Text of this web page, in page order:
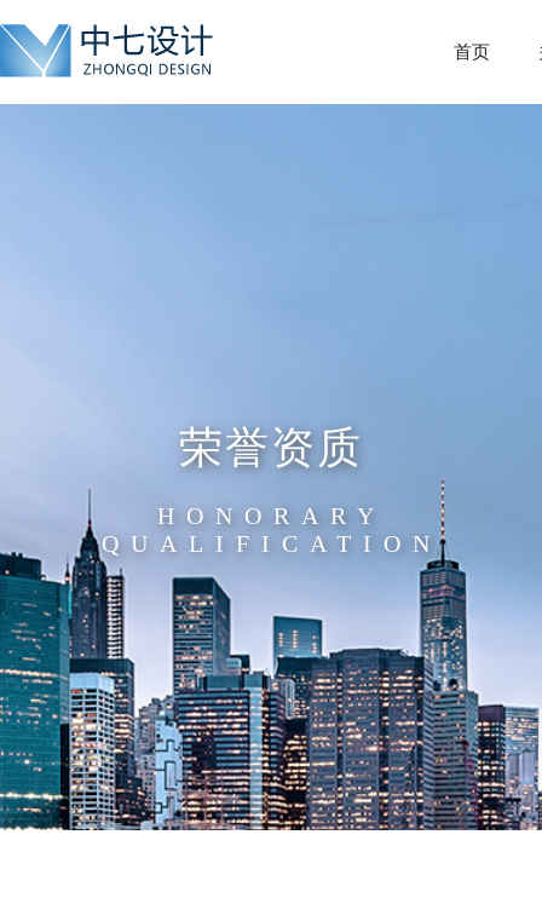
首页
荣誉资质
HONORARY
QUALIFICATION